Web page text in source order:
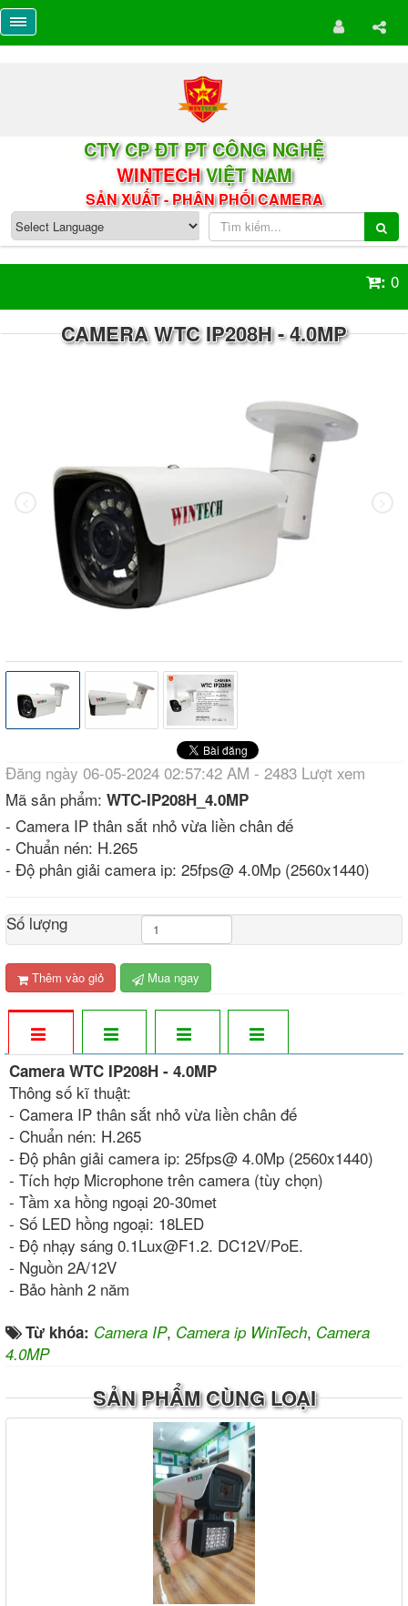
CTY CP ĐT PT CÔNG NGHỆ
WINTECHVIỆT NAM
SẢN XUẤT - PHÂN PHỐI CAMERA
: 0
CAMERA WTC IP208H - 4.0MP
Đăng ngày 06-05-2024 02:57:42 AM - 2483 Lượt xem
Mã sản phẩm: WTC-IP208H_4.0MP
- Camera IP thân sắt nhỏ vừa liền chân đế
- Chuẩn nén: H.265
- Độ phân giải camera ip: 25fps@ 4.0Mp (2560x1440)
Số lượng
Thêm vào giỏ Mua ngay
Camera WTC IP208H - 4.0MP
Thông số kĩ thuật:
- Camera IP thân sắt nhỏ vừa liền chân đế
- Chuẩn nén: H.265
- Độ phân giải camera ip: 25fps@ 4.0Mp (2560x1440)
- Tích hợp Microphone trên camera (tùy chọn)
- Tầm xa hồng ngoại 20-30met
- Số LED hồng ngoại: 18LED
- Độ nhạy sáng 0.1Lux@F1.2. DC12V/PoE.
- Nguồn 2A/12V
- Bảo hành 2 năm
Từ khóa: Camera IP, Camera ip WinTech, Camera
4.0MP
SẢN PHẨM CÙNG LOẠI